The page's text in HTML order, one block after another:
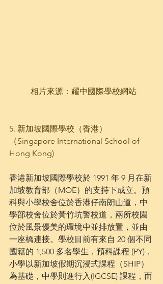
  相片來源：耀中國際學校網站
5. 新加坡國際學校（香港）
（Singapore International School of
Hong Kong)
香港新加坡國際學校於 1991 年 9 月在新
加坡教育部（MOE）的支持下成立。預
科與小學校舍位於香港仔南朗山道，中
學部校舍位於黃竹坑警校道，兩所校園
位於風景優美的環境中並排放置，並由
一座橋連接。學校目前有來自 20 個不同
國籍的 1,500 多名學生，預科課程 (PY)，
小學以新加坡假期沉浸式課程（SHIP）
為基礎，中學則進行入(IGCSE) 課程，而